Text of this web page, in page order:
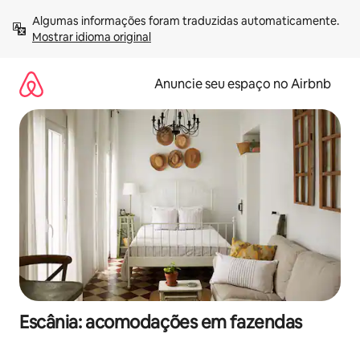
para
Mostrar idioma original
Anuncie seu espaço no Airbnb
Escânia: acomodações em fazendas